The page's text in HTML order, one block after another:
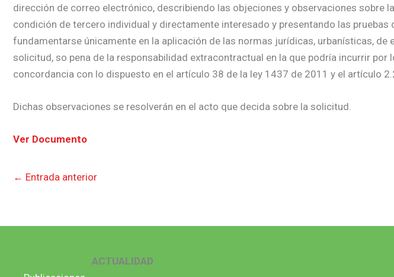
dirección de correo electrónico, describiendo las objeciones y observaciones sobre
condición de tercero individual y directamente interesado y presentando las pruebas
fundamentarse únicamente en la aplicación de las normas jurídicas, urbanísticas,
solicitud, so pena de la responsabilidad extracontractual en la que podría incurrir
concordancia con lo dispuesto en el artículo 38 de la ley 1437 de 2011 y el artículo
Dichas observaciones se resolverán en el acto que decida sobre la solicitud.
Ver Documento
← Entrada anterior
ACTUALIDAD